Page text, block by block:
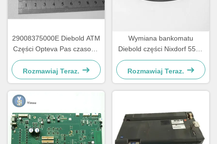
29008375000E Diebold ATM
Części Opteva Pas czasowy
Pas transportowy Pas 67T
Rozmawiaj Teraz.
Wymiana bankomatu
Diebold części Nixdorf 5500
AFD 445T Pas transportowy
2900837500AH
Rozmawiaj Teraz.